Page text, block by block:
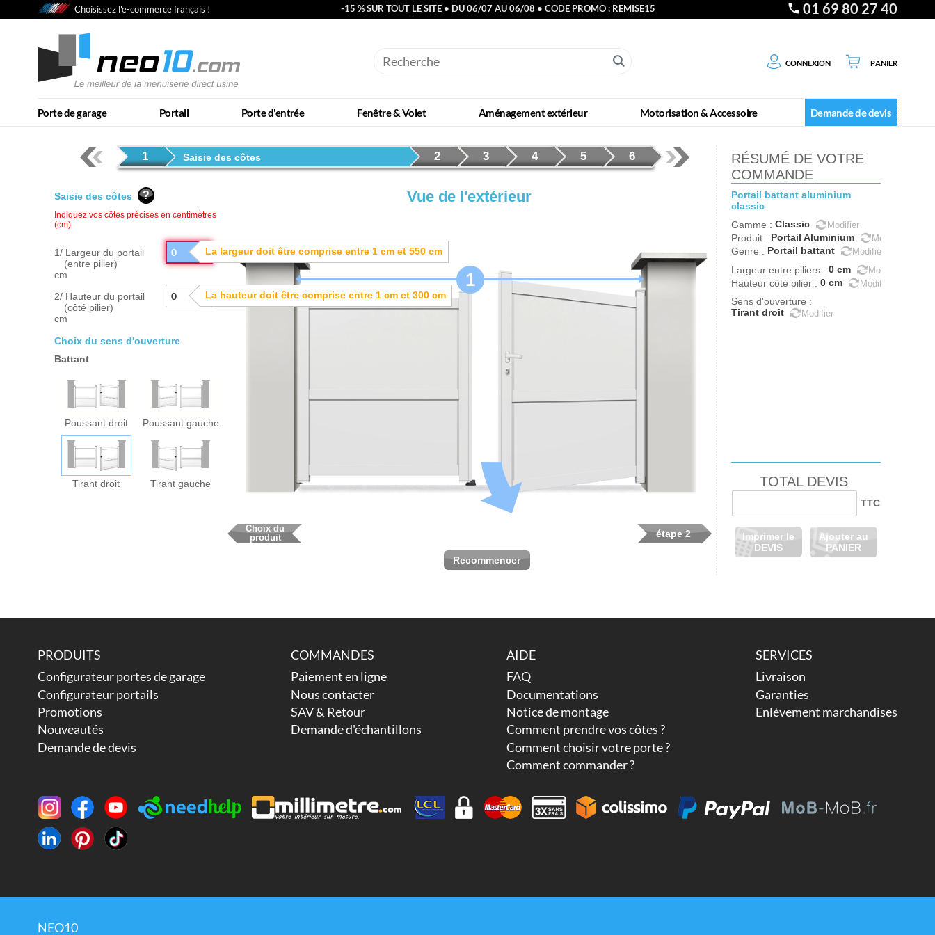
Choisissez l'e-commerce français ! -15 % SUR TOUT LE SITE • DU 06/07 AU 06/08 • CODE PROMO : REMISE15 01 69 80 27 40
Connexion Panier
Porte de garage Portail Porte d'entrée Fenêtre & Volet Aménagement extérieur Motorisation & Accessoire Demande de devis
1 Saisie des côtes 2
Choix3
Choix
remplissage
4
Choix
la
matière
5
Choix6
Récapitulatif
Saisie des côtes
1/ Largeur du portail
(entre pilier)
cm
La largeur doit être comprise entre 1 cmet 550 cm
2/ Hauteur du portail
(côté pilier)
cm
La hauteur doit être comprise entre 1 cmet 300 cm
Choix du sens d'ouverture
Battant
Poussant droit Poussant gauche
Tirant droit Tirant gauche
Vue de l'extérieur
1
Choix du
produit
étape2
Recommencer
RÉSUMÉ DE VOTRE
COMMANDE
portail battant aluminium
classic
Gamme : Classic Modifier
Produit : Portail Aluminium Modifier
Genre : Portail battant Modifier
Largeur entre piliers : 0 cm Modifier
Hauteur côté pilier : 0 cm Modifier
Sens d'ouverture :
Tirant droit
Modifier
TOTAL DEVIS
TTC
Imprimer le
DEVIS
Ajouter au
PANIER
PRODUITS
Configurateur portes de garage
Configurateur portails
Promotions
Nouveautés
Demande de devis
COMMANDES
Paiement en ligne
Nous contacter
SAV & Retour
Demande d'échantillons
AIDE
FAQ
Documentations
Notice de montage
Comment prendre vos côtes ?
Comment choisir votre porte ?
Comment commander ?
SERVICES
Livraison
Garanties
Enlèvement marchandises
NEO10